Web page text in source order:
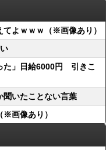
よｗｗｗ（※画像あり）
た」日給6000円 引きこ
聞いたことない言葉
※画像あり）